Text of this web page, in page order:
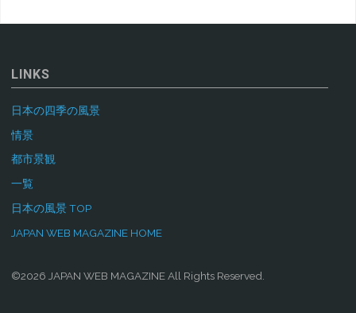
LINKS
日本の四季の風景
情景
都市景観
一覧
日本の風景 TOP
JAPAN WEB MAGAZINE HOME
©2026 JAPAN WEB MAGAZINE All Rights Reserved.